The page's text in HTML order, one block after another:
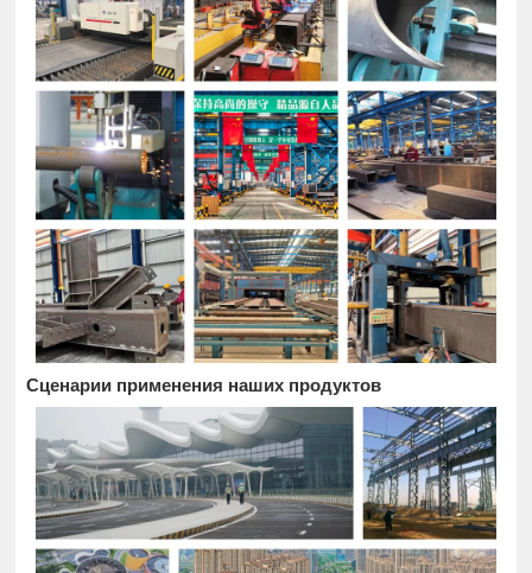
Сценарии применения наших продуктов